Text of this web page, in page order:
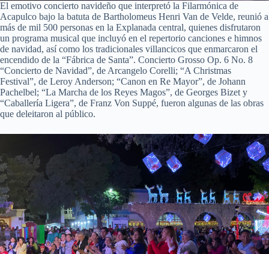
El emotivo concierto navideño que interpretó la Filarmónica de
Acapulco bajo la batuta de Bartholomeus Henri Van de Velde, reunió a
más de mil 500 personas en la Explanada central, quienes disfrutaron
un programa musical que incluyó en el repertorio canciones e himnos
de navidad, así como los tradicionales villancicos que enmarcaron el
encendido de la “Fábrica de Santa”. Concierto Grosso Op. 6 No. 8
“Concierto de Navidad”, de Arcangelo Corelli; “A Christmas
Festival”, de Leroy Anderson; “Canon en Re Mayor”, de Johann
Pachelbel; “La Marcha de los Reyes Magos”, de Georges Bizet y
“Caballería Ligera”, de Franz Von Suppé, fueron algunas de las obras
que deleitaron al público.